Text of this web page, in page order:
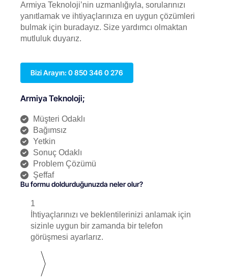
Armiya Teknoloji’nin uzmanlığıyla, sorularınızı
yanıtlamak ve ihtiyaçlarınıza en uygun çözümleri
bulmak için buradayız. Size yardımcı olmaktan
mutluluk duyarız.
Bizi Arayın: 0 850 346 0 276
Armiya Teknoloji;
Müşteri Odaklı
Bağımsız
Yetkin
Sonuç Odaklı
Problem Çözümü
Şeffaf
Bu formu doldurduğunuzda neler olur?
1
İhtiyaçlarınızı ve beklentilerinizi anlamak için
sizinle uygun bir zamanda bir telefon
görüşmesi ayarlarız.